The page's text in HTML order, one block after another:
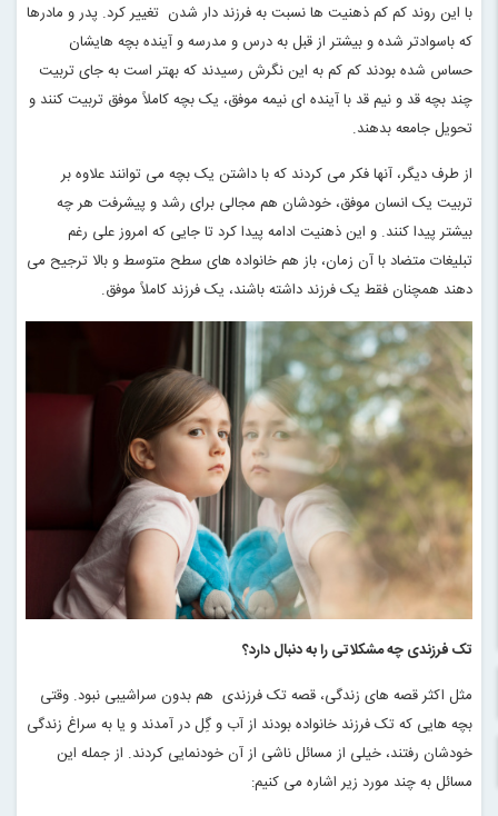
با این روند کم کم ذهنیت ها نسبت به فرزند دار شدن تغییر کرد. پدر و مادرها
که باسوادتر شده و بیشتر از قبل به درس و مدرسه و آینده بچه هایشان
حساس شده بودند کم کم به این نگرش رسیدند که بهتر است به جای تربیت
چند بچه قد و نیم قد با آینده ای نیمه موفق، یک بچه کاملاً موفق تربیت کنند و
تحویل جامعه بدهند.
از طرف دیگر، آنها فکر می کردند که با داشتن یک بچه می توانند علاوه بر
تربیت یک انسان موفق، خودشان هم مجالی برای رشد و پیشرفت هر چه
بیشتر پیدا کنند. و این ذهنیت ادامه پیدا کرد تا جایی که امروز علی رغم
تبلیغات متضاد با آن زمان، باز هم خانواده های سطح متوسط و بالا ترجیح می
دهند همچنان فقط یک فرزند داشته باشند، یک فرزند کاملاً موفق.
تک فرزندی چه مشکلاتی را به دنبال دارد؟
مثل اکثر قصه های زندگی، قصه تک فرزندی هم بدون سراشیبی نبود. وقتی
بچه هایی که تک فرزند خانواده بودند از آب و گِل در آمدند و یا به سراغ زندگی
خودشان رفتند، خیلی از مسائل ناشی از آن خودنمایی کردند. از جمله این
مسائل به چند مورد زیر اشاره می کنیم: